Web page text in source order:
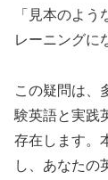
「見本のよ
レーニングに
この疑問は、
験英語と実践
存在します。
し、あなたの